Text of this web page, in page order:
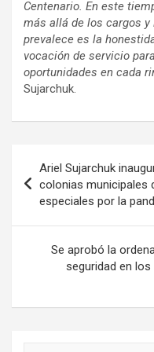
Centenario. En este
más allá de los cargos
prevalece es la
vocación de servicio
oportunidades en cada
Sujarchuk.
de
entradas
Ariel Sujarchuk
colonias municipales
especiales por la
Se aprobó la
seguridad en